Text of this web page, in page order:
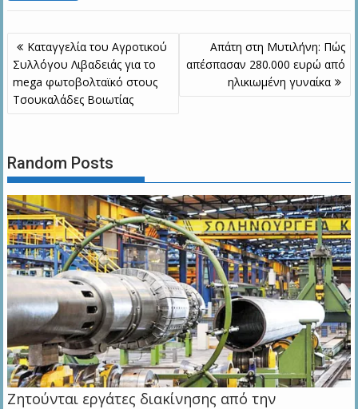
Πλοήγηση
άρθρων
Καταγγελία του Αγροτικού
Συλλόγου Λιβαδειάς για το
mega φωτοβολταϊκό στους
Τσουκαλάδες Βοιωτίας
Απάτη στη Μυτιλήνη: Πώς
απέσπασαν 280.000 ευρώ από
ηλικιωμένη γυναίκα
Random Posts
Ζητούνται εργάτες διακίνησης από την